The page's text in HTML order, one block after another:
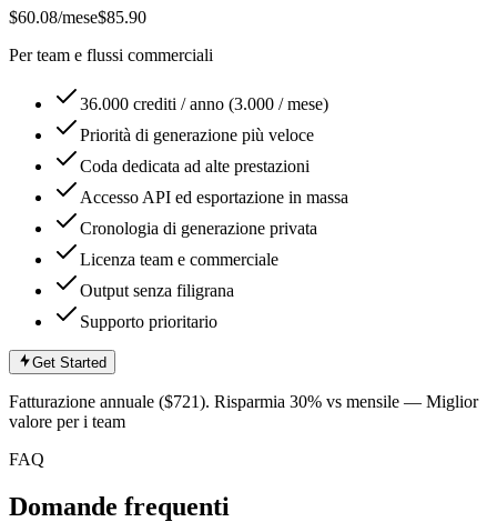
$60.08/mese$85.90
Per team e flussi commerciali
36.000 crediti / anno (3.000 / mese)
Priorità di generazione più veloce
Coda dedicata ad alte prestazioni
Accesso API ed esportazione in massa
Cronologia di generazione privata
Licenza team e commerciale
Output senza filigrana
Supporto prioritario
Get Started
Fatturazione annuale ($721). Risparmia 30% vs mensile — Miglior
valore per i team
FAQ
Domande frequenti